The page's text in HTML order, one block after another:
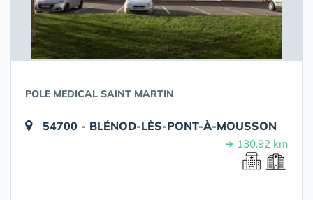
POLE MEDICAL SAINT MARTIN
54700 - BLÉNOD-LÈS-PONT-À-MOUSSON
➔ 130.92 km